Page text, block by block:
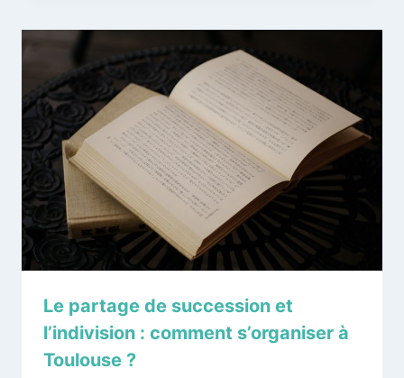
Le partage de succession et
l’indivision : comment s’organiser à
Toulouse ?